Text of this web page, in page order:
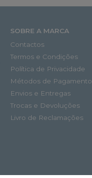
SOBRE A MARCA
Contactos
Termos e Condições
Política de Privacidade
Métodos de Pagamento
Envios e Entregas
Trocas e Devoluções
Livro de Reclamações